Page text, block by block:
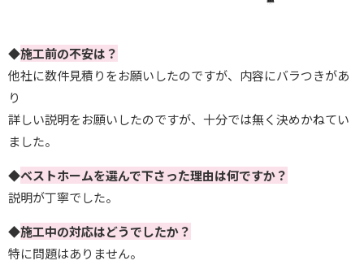
◆施工前の不安は？
他社に数件見積りをお願いしたのですが、内容にバラつきがあ
り
詳しい説明をお願いしたのですが、十分では無く決めかねてい
ました。
◆ベストホームを選んで下さった理由は何ですか？
説明が丁寧でした。
◆施工中の対応はどうでしたか？
特に問題はありません。